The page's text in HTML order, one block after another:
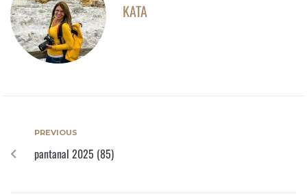
KATA
PREVIOUS
pantanal 2025 (85)